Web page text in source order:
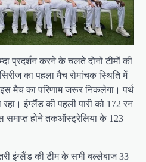
प्रदर्शन करने के चलते दोनों टीमों की
का पहला मैच रोमांचक स्थिति में
मैच का परिणाम जरूर निकलेगा। पर्थ
इंग्लैंड की पहली पारी को 172 रन
समाप्त होने तकऑस्ट्रेलिया के 123
इंग्लैंड की टीम के सभी बल्लेबाज 33